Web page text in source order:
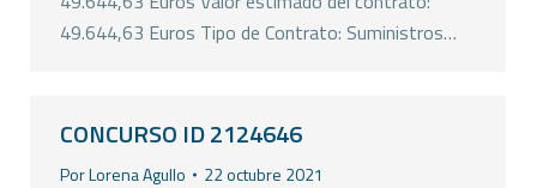
49.644,63 Euros Tipo de Contrato: Suministros…
CONCURSO ID 2124646
PorLorena Agullo 22 octubre 2021